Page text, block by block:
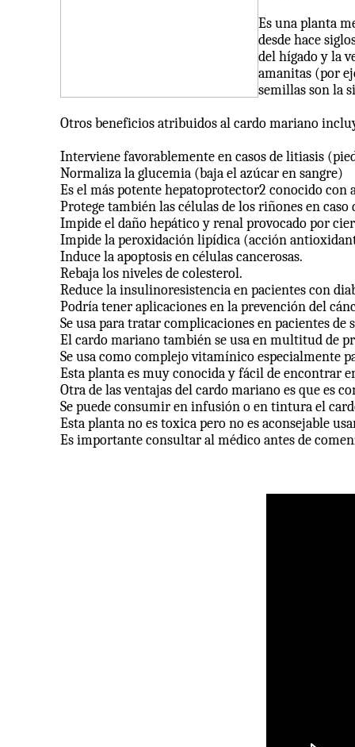
Es una planta
desde hace
del hígado y la
amanitas (por
semillas son la
Otros beneficios atribuidos al cardo mariano
Interviene favorablemente en casos de litiasis
Normaliza la glucemia (baja el azúcar en sangre)
Es el más potente hepatoprotector2 conocido con
Protege también las células de los riñones en
Impide el daño hepático y renal provocado por
Impide la peroxidación lipídica (acción
Induce la apoptosis en células cancerosas.
Rebaja los niveles de colesterol.
Reduce la insulinoresistencia en pacientes con
Podría tener aplicaciones en la prevención del
Se usa para tratar complicaciones en pacientes de
El cardo mariano también se usa en multitud de
Se usa como complejo vitamínico especialmente
Esta planta es muy conocida y fácil de encontrar
Otra de las ventajas del cardo mariano es que es
Se puede consumir en infusión o en tintura el
Esta planta no es toxica pero no es aconsejable
Es importante consultar al médico antes de